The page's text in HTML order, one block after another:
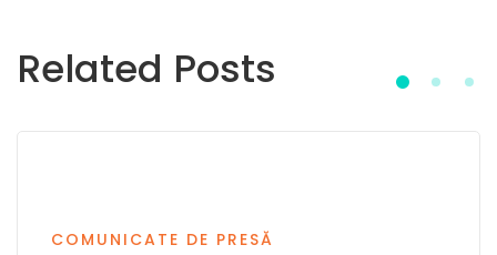
Related Posts
COMUNICATE DE PRESĂ